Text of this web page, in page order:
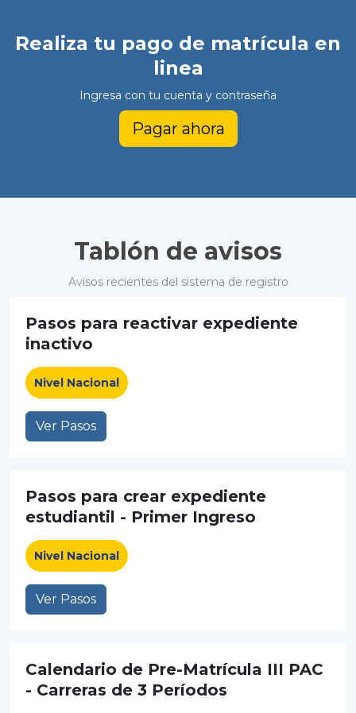
Realiza tu pago de matrícula en
linea
Ingresa con tu cuenta y contraseña
Pagar ahora
Tablón de avisos
Avisos recientes del sistema de registro
Pasos para reactivar expediente
inactivo
Nivel Nacional
Ver Pasos
Pasos para crear expediente
estudiantil - Primer Ingreso
Nivel Nacional
Ver Pasos
Calendario de Pre-Matrícula III PAC
- Carreras de 3 Períodos